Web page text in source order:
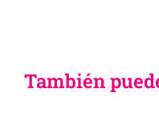
También